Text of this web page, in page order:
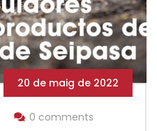
20 de maig de 2022
0 comments